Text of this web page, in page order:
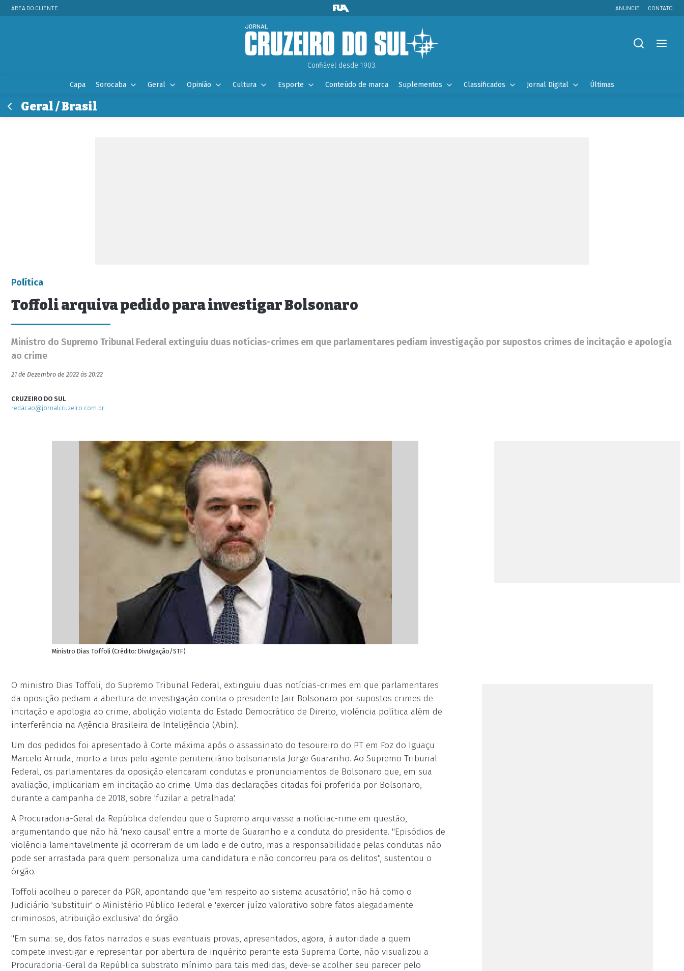
ÁREA DO CLIENTE ANUNCIE CONTATO
Confiável desde 1903.
Capa Sorocaba Geral Opinião Cultura Esporte Conteúdo de marca Suplementos Classificados Jornal Digital Últimas
Geral / Brasil
Política
Toffoli arquiva pedido para investigar Bolsonaro
Ministro do Supremo Tribunal Federal extinguiu duas notícias-crimes em que parlamentares pediam investigação por supostos crimes de incitação e apologia
ao crime
21 de Dezembro de 2022 às 20:22
CRUZEIRO DO SUL
redacao@jornalcruzeiro.com.br
Ministro Dias Toffoli (Crédito: Divulgação/STF)
O ministro Dias Toffoli, do Supremo Tribunal Federal, extinguiu duas notícias-crimes em que parlamentares
da oposição pediam a abertura de investigação contra o presidente Jair Bolsonaro por supostos crimes de
incitação e apologia ao crime, abolição violenta do Estado Democrático de Direito, violência política além de
interferência na Agência Brasileira de Inteligência (Abin).
Um dos pedidos foi apresentado à Corte máxima após o assassinato do tesoureiro do PT em Foz do Iguaçu
Marcelo Arruda, morto a tiros pelo agente penitenciário bolsonarista Jorge Guaranho. Ao Supremo Tribunal
Federal, os parlamentares da oposição elencaram condutas e pronunciamentos de Bolsonaro que, em sua
avaliação, implicariam em incitação ao crime. Uma das declarações citadas foi proferida por Bolsonaro,
durante a campanha de 2018, sobre 'fuzilar a petralhada'.
A Procuradoria-Geral da República defendeu que o Supremo arquivasse a notíciac-rime em questão,
argumentando que não há 'nexo causal' entre a morte de Guaranho e a conduta do presidente. "Episódios de
violência lamentavelmente já ocorreram de um lado e de outro, mas a responsabilidade pelas condutas não
pode ser arrastada para quem personaliza uma candidatura e não concorreu para os delitos", sustentou o
órgão.
Toffoli acolheu o parecer da PGR, apontando que 'em respeito ao sistema acusatório', não há como o
Judiciário 'substituir' o Ministério Público Federal e 'exercer juízo valorativo sobre fatos alegadamente
criminosos, atribuição exclusiva' do órgão.
"Em suma: se, dos fatos narrados e suas eventuais provas, apresentados, agora, à autoridade a quem
compete investigar e representar por abertura de inquérito perante esta Suprema Corte, não visualizou a
Procuradoria-Geral da República substrato mínimo para tais medidas, deve-se acolher seu parecer pelo